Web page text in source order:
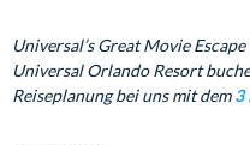
Universal’s Great Movie
Universal Orlando Resort
Reiseplanung bei uns mit dem3